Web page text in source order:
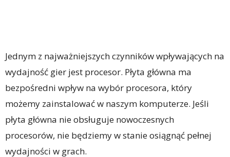
Jednym z najważniejszych czynników wpływających na
wydajność gier jest procesor. Płyta główna ma
bezpośredni wpływ na wybór procesora, który
możemy zainstalować w naszym komputerze. Jeśli
płyta główna nie obsługuje nowoczesnych
procesorów, nie będziemy w stanie osiągnąć pełnej
wydajności w grach.